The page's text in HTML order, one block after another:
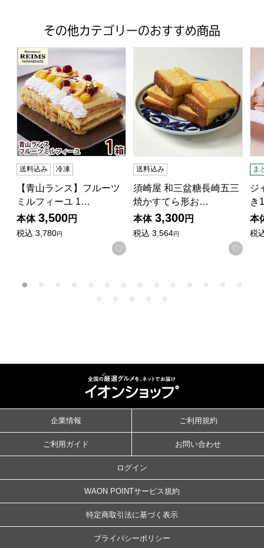
その他カテゴリーのおすすめ商品
【青山ランス】フルーツミルフィーユ 1箱 (L3229)【サク
送料込み 冷凍
【青山ランス】フルーツ
ミルフィーユ 1…
本体 3,500円
税込 3,780円
お気に入りに登録する
送料込み
須崎屋 和三盆糖長崎五三
焼かすてら形お…
本体 3,300円
税込 3,564円
お気
ま
ジ
き
本
税
企業情報 ご利用規約
ご利用ガイド お問い合わせ
ログイン
WAON POINTサービス規約
特定商取引法に基づく表示
プライバシーポリシー